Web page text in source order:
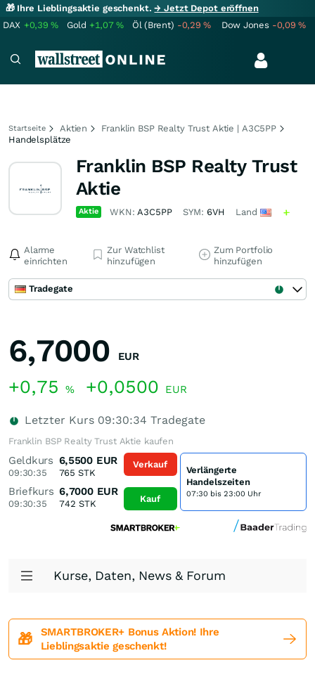
🎁 Ihre Lieblingsaktie geschenkt.→ Jetzt Depot eröffnen
DAX +0,39% Gold +1,07% Öl (Brent) -0,29% Dow Jones -0,09%
Startseite Aktien
Franklin BSP Realty Trust Aktie | A3C5PP
Handelsplätze
Franklin BSP Realty Trust
Aktie
Aktie WKN:A3C5PP SYM: 6VH Land
Alarme
einrichten
Zur Watchlist
hinzufügen
Zum Portfolio
hinzufügen
Tradegate
6,7000 EUR
+0,75 % +0,0500 EUR
Letzter Kurs 09:30:34 Tradegate
Franklin BSP Realty Trust Aktie kaufen
Geldkurs
09:30:35
6,5500 EUR
765 STK
Briefkurs
09:30:35
6,7000 EUR
742 STK
Verkauf
Kauf
Verlängerte
Handelszeiten
07:30 bis 23:00 Uhr
Kurse, Daten, News & Forum
🎁
SMARTBROKER+ Bonus Aktion! Ihre
Lieblingsaktie geschenkt!